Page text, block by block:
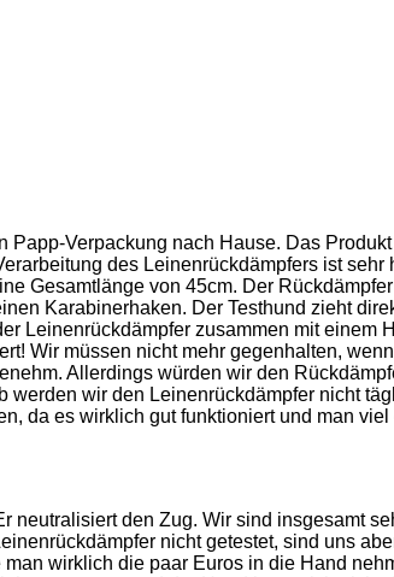
Verpackung nach Hause. Das
des Leinenrückdämpfers ist
Gesamtlänge von 45cm. Der
Karabinerhaken. Der Testhund zieht
Leinenrückdämpfer zusammen mit
Wir müssen nicht mehr gegenhalten,
Allerdings würden wir den
wir den Leinenrückdämpfer nicht
da es wirklich gut funktioniert und man
neutralisiert den Zug. Wir sind insgesamt
nicht getestet, sind uns
wirklich die paar Euros in die Hand